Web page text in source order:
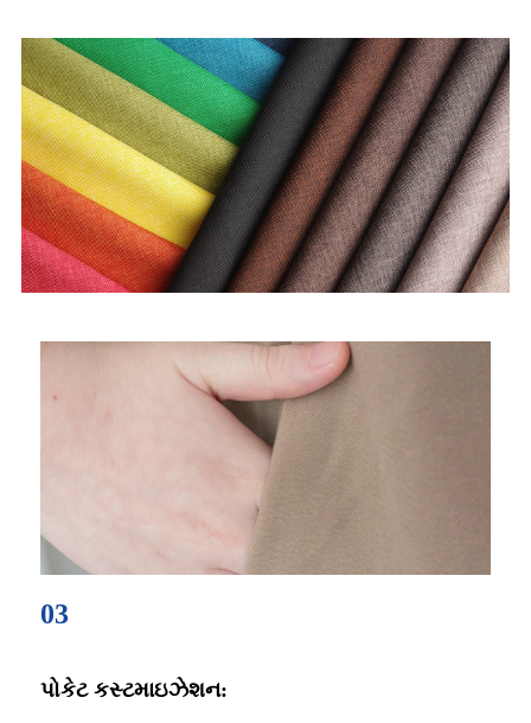
03
પોકેટ કસ્ટમાઇઝેશન: